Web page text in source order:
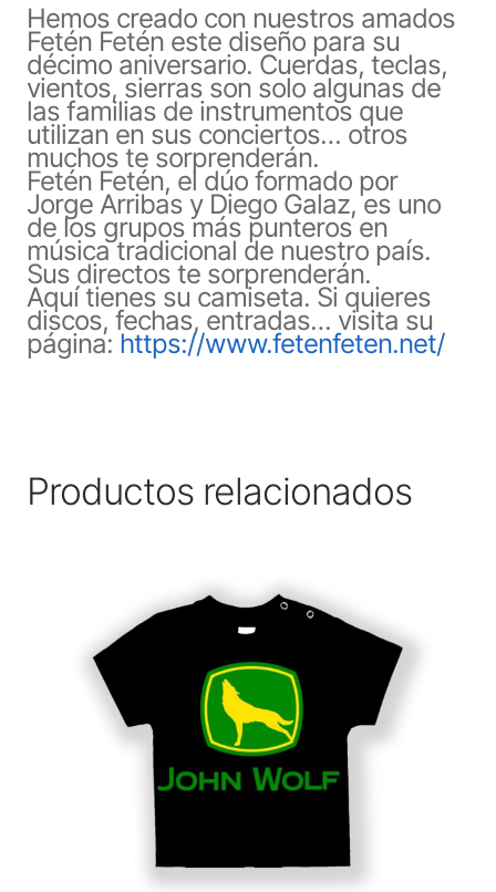
Hemos creado con nuestros amados
Fetén Fetén este diseño para su
décimo aniversario. Cuerdas, teclas,
vientos, sierras son solo algunas de
las familias de instrumentos que
utilizan en sus conciertos… otros
muchos te sorprenderán.
Fetén Fetén, el dúo formado por
Jorge Arribas y Diego Galaz, es uno
de los grupos más punteros en
música tradicional de nuestro país.
Sus directos te sorprenderán.
Aquí tienes su camiseta. Si quieres
discos, fechas, entradas… visita su
página: https://www.fetenfeten.net/
Productos relacionados